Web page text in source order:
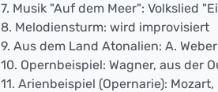
7. Musik "Auf dem Meer": Volkslied
8. Melodiensturm: wird improvisiert
9. Aus dem Land Atonalien: A.
10. Opernbeispiel: Wagner, aus der
11. Arienbeispiel (Opernarie):